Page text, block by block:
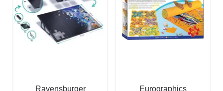
Ravensburger Eurographics